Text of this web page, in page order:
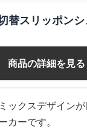
替スリッポン
商品の詳細を見る
ックスデザイン
カーです。